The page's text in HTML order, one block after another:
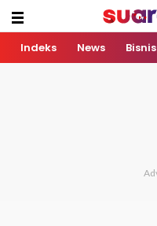
Indeks News Bisnis